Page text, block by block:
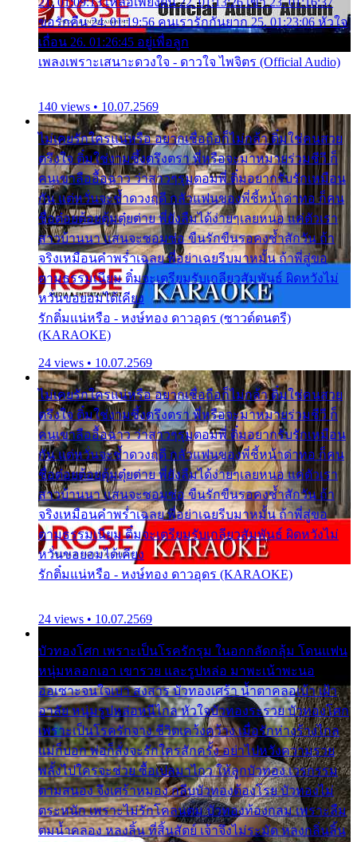
ขอรักคืน 24. 01:19:56 คนเรารักกันยาก 25. 01:23:06 หัวใจ
เถื่อน 26. 01:26:45 อยู่เพื่อลูก
เพลงเพราะเสนาะดวงใจ - ดาวใจ ไพจิตร (Official Audio)
140 views • 10.07.2569
ไม่เคยรักใครแน่หรือ อยากเชื่อถือก็ไม่กล้า ติ๋มใช่คนสวย
ตรึงใจ ติ๋มใช่งามซึ้งตรึงตรา พี่หรือจะมาหมายร่วมชีวี ก็
คนเขาลืออื้อฉาว ว่าสาวๆรุมตอมพี่ ติ๋มอยากรับรักเหมือน
กัน แต่หวั่นจะช้ำดวงฤดี กลัวแฟนของพี่ชี้หน้าด่าทอ ก็คน
ชื่อต๋อยต้อยตุ้มตุ๋ยต่าย พี่ยังลืมได้ง่ายๆเลยหนอ แค่ตัวเรา
สาวบ้านนา แสนจะซอมซ่อ ขืนรักขืนรอคงช้ำสักวัน ถ้า
จริงเหมือนคำพร่ำเฉลย พี่อย่าเฉยรีบมาหมั้น ถ้าพี่สู่ขอ
ตามธรรมเนียม ติ๋มจะเตรียมรับเกลียวสัมพันธ์ ผิดหวังไม่
หวั่นขอยอมได้เคียง
รักติ๋มแน่หรือ - หงษ์ทอง ดาวอุดร (ซาวด์ดนตรี)
(KARAOKE)
24 views • 10.07.2569
ไม่เคยรักใครแน่หรือ อยากเชื่อถือก็ไม่กล้า ติ๋มใช่คนสวย
ตรึงใจ ติ๋มใช่งามซึ้งตรึงตรา พี่หรือจะมาหมายร่วมชีวี ก็
คนเขาลืออื้อฉาว ว่าสาวๆรุมตอมพี่ ติ๋มอยากรับรักเหมือน
กัน แต่หวั่นจะช้ำดวงฤดี กลัวแฟนของพี่ชี้หน้าด่าทอ ก็คน
ชื่อต๋อยต้อยตุ้มตุ๋ยต่าย พี่ยังลืมได้ง่ายๆเลยหนอ แค่ตัวเรา
สาวบ้านนา แสนจะซอมซ่อ ขืนรักขืนรอคงช้ำสักวัน ถ้า
จริงเหมือนคำพร่ำเฉลย พี่อย่าเฉยรีบมาหมั้น ถ้าพี่สู่ขอ
ตามธรรมเนียม ติ๋มจะเตรียมรับเกลียวสัมพันธ์ ผิดหวังไม่
หวั่นขอยอมได้เคียง
รักติ๋มแน่หรือ - หงษ์ทอง ดาวอุดร (KARAOKE)
24 views • 10.07.2569
บัวทองโศก เพราะเป็นโรครักรุม ในอกกลัดกลุ้ม โดนแฟน
หนุ่มหลอกเอา เขารวย และรูปหล่อ มาพะเน้าพะนอ
ออเซาะจนใจเบา สงสาร บัวทองเศร้า น้ำตาคลอเบ้า เฝ้า
อาลัย หนุ่มรูปหล่อหนีไกล หัวใจบัวทองระรวย บัวทองโศก
เพราะเป็นโรครักจาง ชีวิตเคว้งคว้าง เมื่อรักห่างร้างไกล
แม่ก็บอก พ่อก็สั่งจะรักใครสักครั้ง อย่าไปหวังความรวย
พลั้งไปใครจะช่วย ซื้อเปลมาไกว ให้ลูกบัวทอง เวรกรรม
ตามสนอง จึงเศร้าหมอง กลีบบัวทองต้องโรย บัวทองไม่
ตระหนัก เพราะไม่รักโคลนตม บัวทองท้องกลม เพราะลืม
ตมน้ำคลอง หลงลิ้น ที่สิ้นสัตย์ เจ้าจึงไม่ระมัด หลงกลิ่นลิ้น